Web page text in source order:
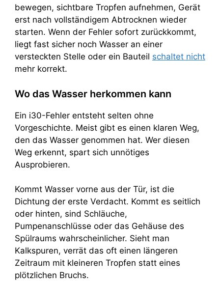
bewegen, sichtbare Tropfen aufnehmen, Gerät
erst nach vollständigem Abtrocknen wieder
starten. Wenn der Fehler sofort zurückkommt,
liegt fast sicher noch Wasser an einer
versteckten Stelle oder ein Bauteil schaltet nicht
mehr korrekt.
Wo das Wasser herkommen kann
Ein i30-Fehler entsteht selten ohne
Vorgeschichte. Meist gibt es einen klaren Weg,
den das Wasser genommen hat. Wer diesen
Weg erkennt, spart sich unnötiges
Ausprobieren.
Kommt Wasser vorne aus der Tür, ist die
Dichtung der erste Verdacht. Kommt es seitlich
oder hinten, sind Schläuche,
Pumpenanschlüsse oder das Gehäuse des
Spülraums wahrscheinlicher. Sieht man
Kalkspuren, verrät das oft einen längeren
Zeitraum mit kleineren Tropfen statt eines
plötzlichen Bruchs.